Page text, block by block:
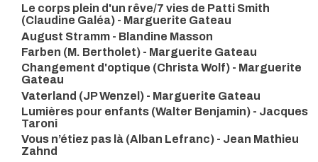
Le corps plein d'un rêve/7 vies de Patti Smith
(Claudine Galéa) - Marguerite Gateau
August Stramm - Blandine Masson
Farben (M. Bertholet) - Marguerite Gateau
Changement d'optique (Christa Wolf) - Marguerite
Gateau
Vaterland (JP Wenzel) - Marguerite Gateau
Lumières pour enfants (Walter Benjamin) - Jacques
Taroni
Vous n’étiez pas là (Alban Lefranc) - Jean Mathieu
Zahnd